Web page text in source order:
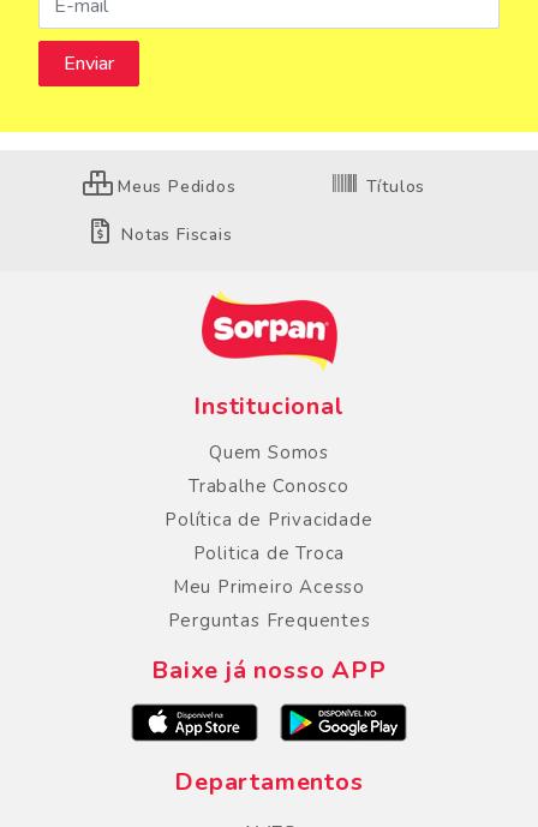
Meus Pedidos Títulos
Notas Fiscais
Institucional
Quem Somos
Trabalhe Conosco
Política de Privacidade
Politica de Troca
Meu Primeiro Acesso
Perguntas Frequentes
Baixe já nosso APP
Departamentos